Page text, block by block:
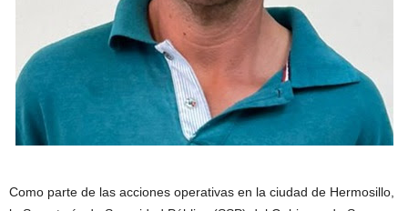
Como parte de las acciones operativas en la ciudad de Hermosillo,